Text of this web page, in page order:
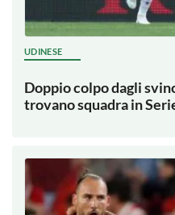
UDINESE
Doppio colpo dagli
trovano squadra in